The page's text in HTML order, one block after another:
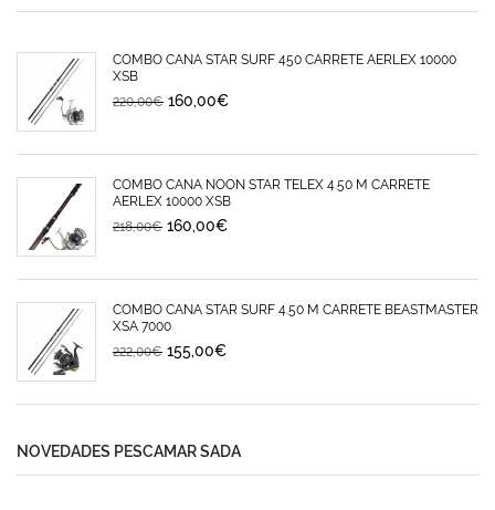
COMBO CAÑA STAR SURF 450 CARRETE AERLEX 10000
XSB
220,00€ 160,00€
COMBO CAÑA NOON STAR TELEX 4.50 M CARRETE
AERLEX 10000 XSB
218,00€ 160,00€
COMBO CAÑA STAR SURF 4.50 M CARRETE BEASTMASTER
XSA 7000
222,00€ 155,00€
NOVEDADES PESCAMAR SADA